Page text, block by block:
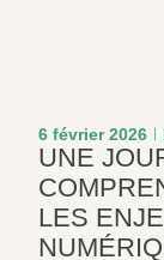
6 février 2026
UNE
LES